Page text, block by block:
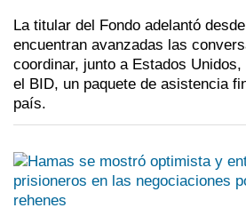
La titular del Fondo adelantó
encuentran avanzadas las
coordinar, junto a Estados
el BID, un paquete de asistencia
país.